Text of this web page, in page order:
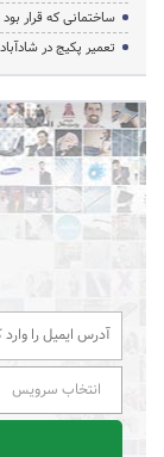
ساختمانی که قرار
تعمیر پکیج در
انتخاب سرویس